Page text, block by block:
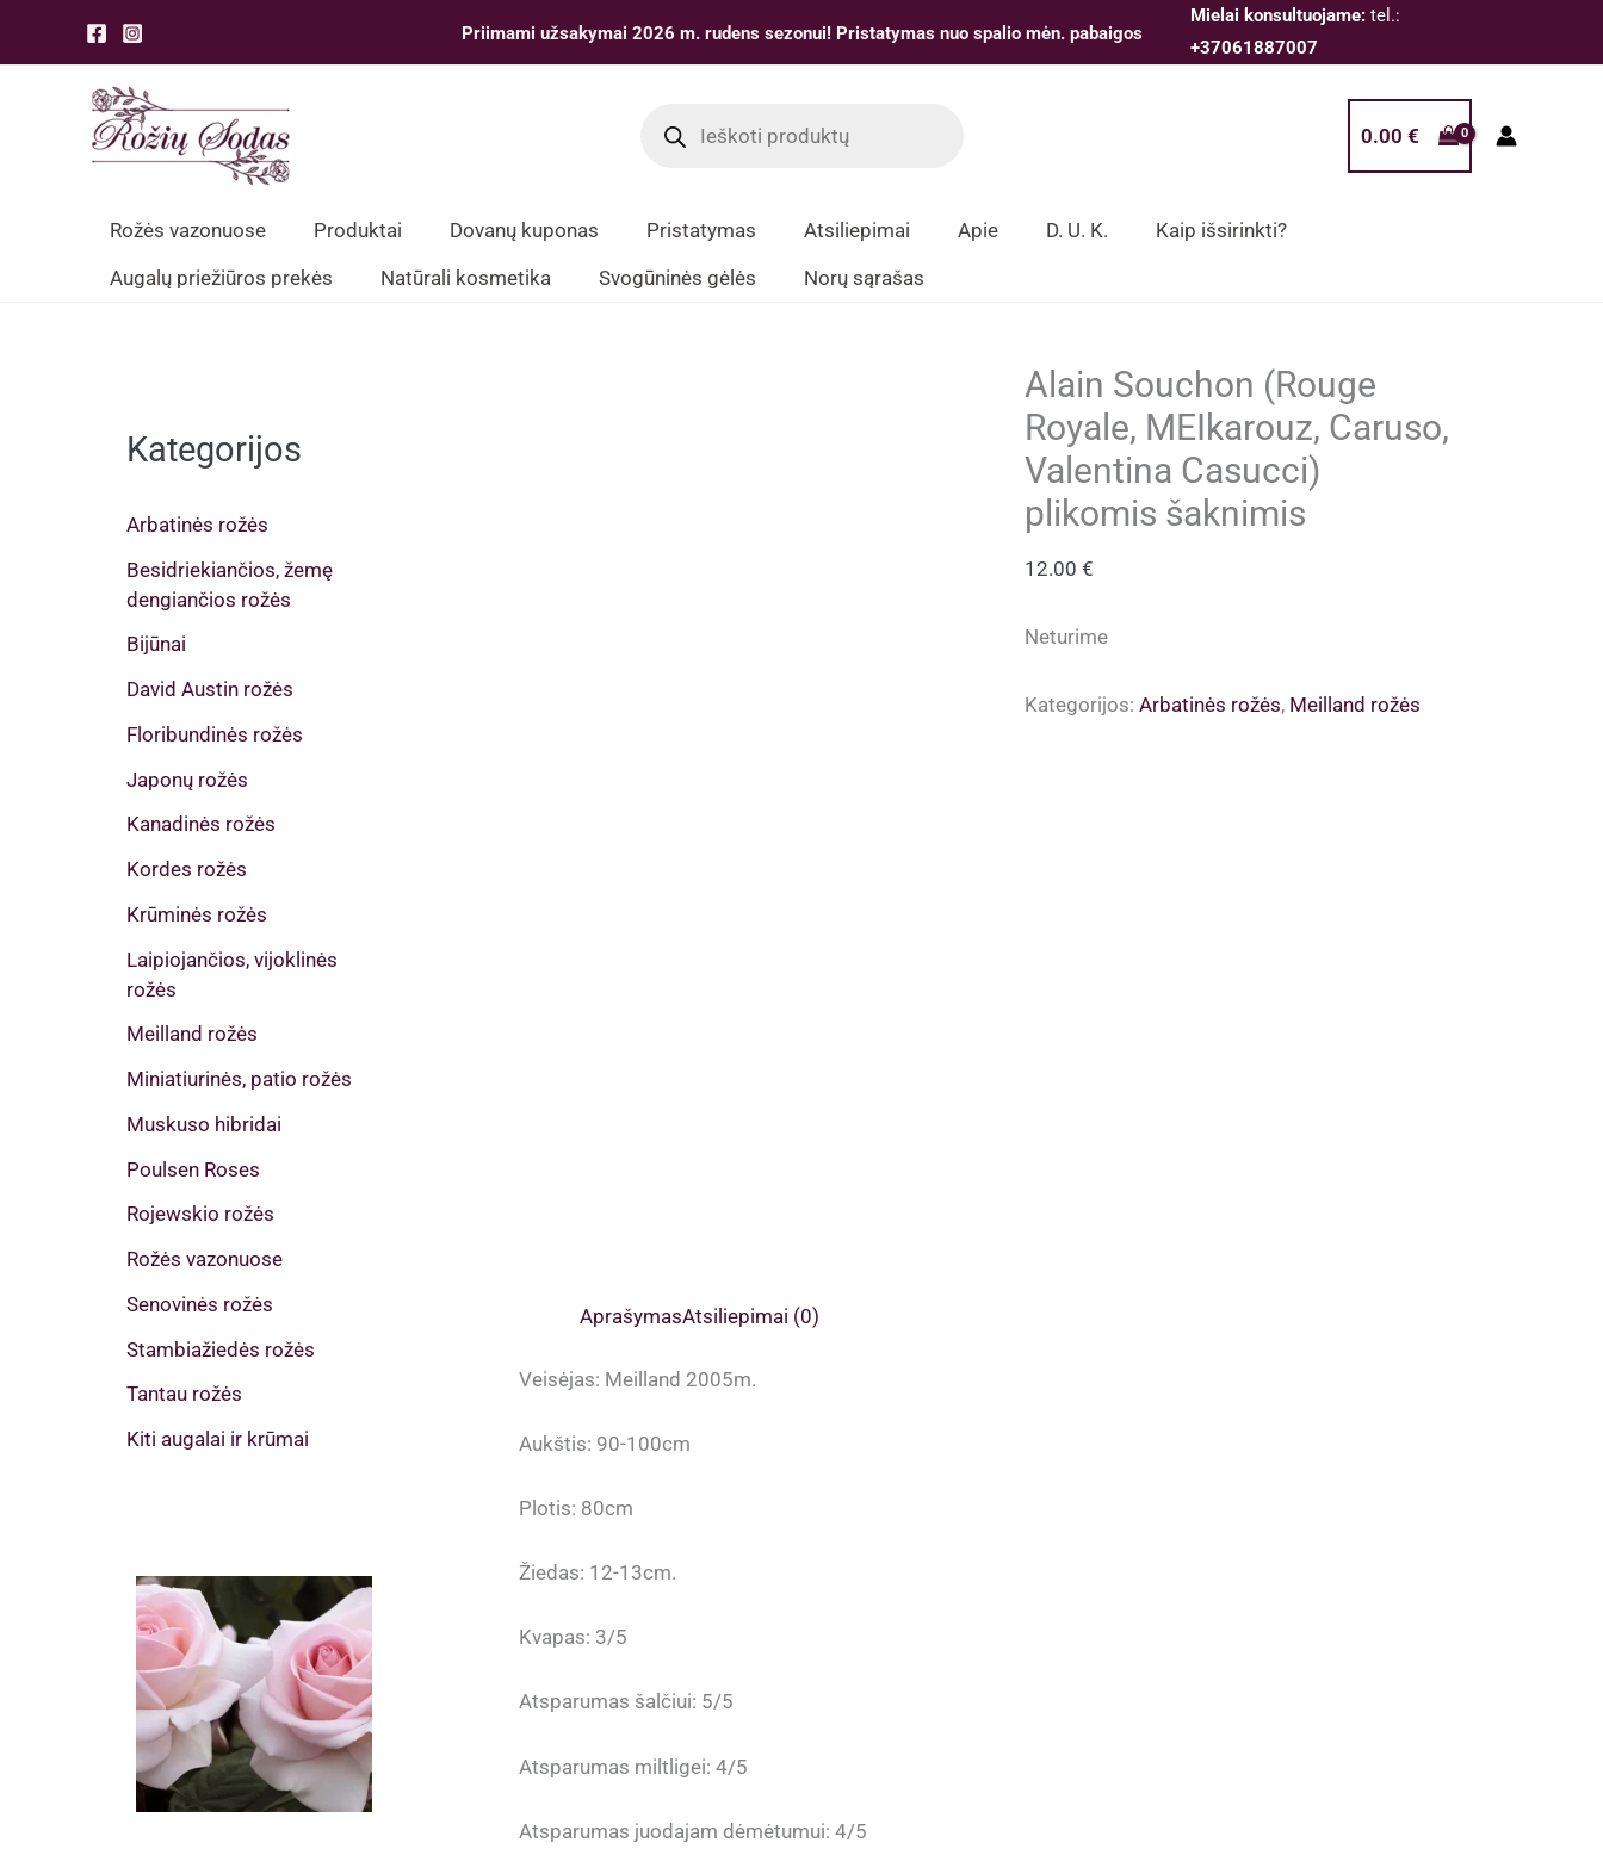
Priimami užsakymai 2026 m. rudens sezonui! Pristatymas nuo spalio mėn. pabaigos
Mielai konsultuojame: tel.:
+37061887007
search
0.00 €
Rožės vazonuose Produktai Dovanų kuponas Pristatymas Atsiliepimai Apie D. U. K.
Kaip išsirinkti?
Augalų priežiūros prekės
Natūrali kosmetika Svogūninės gėlės Norų sąrašas
Kategorijos
Arbatinės rožės
Besidriekiančios, žemę
dengiančios rožės
Bijūnai
David Austin rožės
Floribundinės rožės
Japonų rožės
Kanadinės rožės
Kordes rožės
Krūminės rožės
Laipiojančios, vijoklinės
rožės
Meilland rožės
Miniatiurinės, patio rožės
Muskuso hibridai
Poulsen Roses
Rojewskio rožės
Rožės vazonuose
Senovinės rožės
Stambiažiedės rožės
Tantau rožės
Kiti augalai ir krūmai
Alain Souchon (Rouge
Royale, MEIkarouz, Caruso,
Valentina Casucci)
plikomis šaknimis
12.00€
Neturime
Kategorijos:Arbatinės rožės, Meilland rožės
AprašymasAtsiliepimai (0)
Veisėjas: Meilland 2005m.
Aukštis: 90-100cm
Plotis: 80cm
Žiedas: 12-13cm.
Kvapas: 3/5
Atsparumas šalčiui: 5/5
Atsparumas miltligei: 4/5
Atsparumas juodajam dėmėtumui: 4/5